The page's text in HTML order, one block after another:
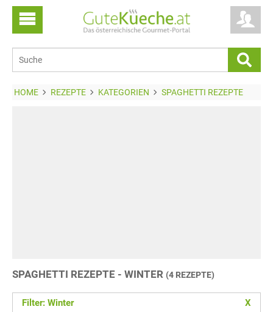
HOME REZEPTE KATEGORIEN SPAGHETTI REZEPTE
SPAGHETTI REZEPTE - WINTER (4 REZEPTE)
Filter: Winter X